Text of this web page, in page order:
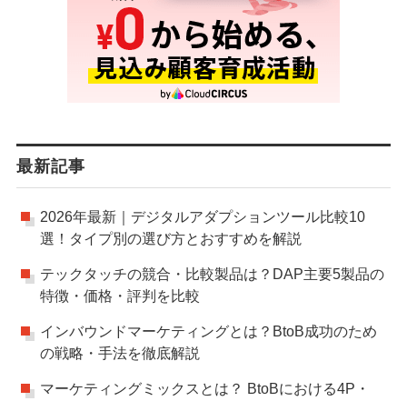
最新記事
2026年最新｜デジタルアダプションツール比較10
選！タイプ別の選び方とおすすめを解説
テックタッチの競合・比較製品は？DAP主要5製品の
特徴・価格・評判を比較
インバウンドマーケティングとは？BtoB成功のため
の戦略・手法を徹底解説
マーケティングミックスとは？ BtoBにおける4P・